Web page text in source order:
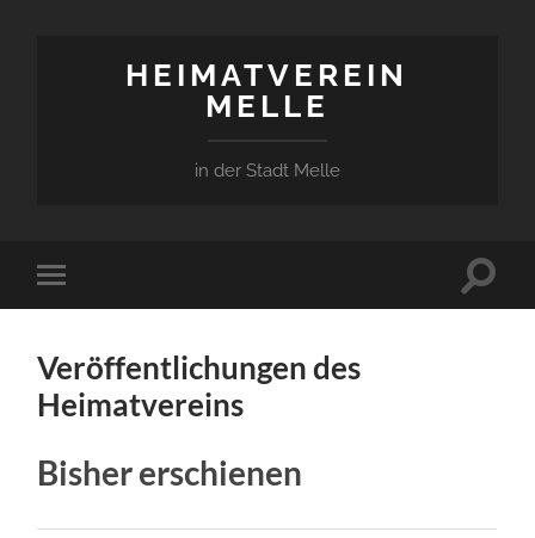
HEIMATVEREIN
MELLE
in der Stadt Melle
Mobile-
Menü
Veröffentlichungen des
Heimatvereins
Bisher erschienen